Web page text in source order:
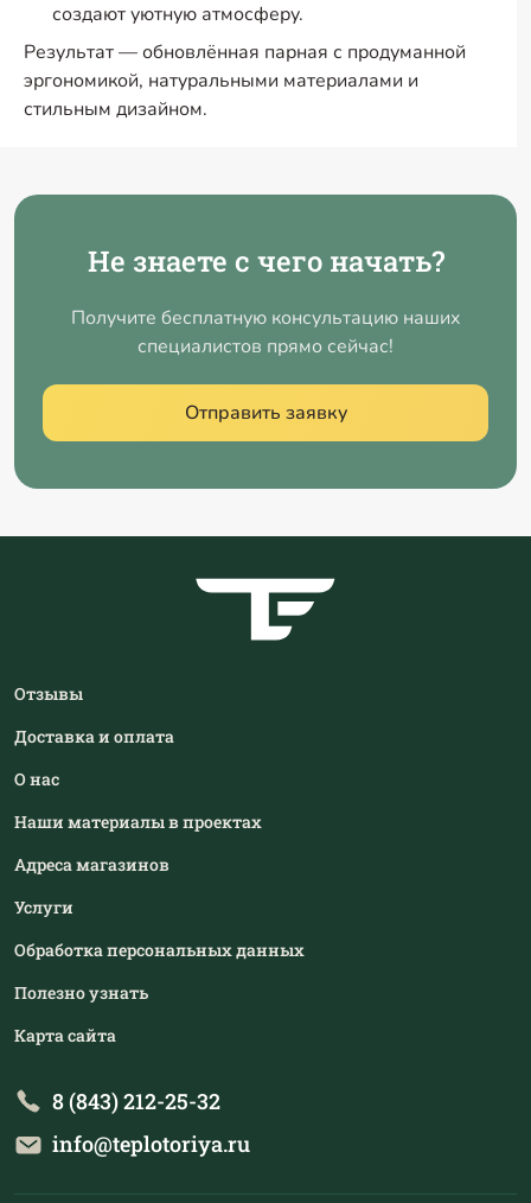
создают уютную атмосферу.
Результат — обновлённая парная с продуманной
эргономикой, натуральными материалами и
стильным дизайном.
Не знаете с чего начать?
Получите бесплатную консультацию наших
специалистов прямо сейчас!
Отправить заявку
Отзывы
Доставка и оплата
О нас
Наши материалы в проектах
Адреса магазинов
Услуги
Обработка персональных данных
Полезно узнать
Карта сайта
8 (843) 212-25-32
info@teplotoriya.ru